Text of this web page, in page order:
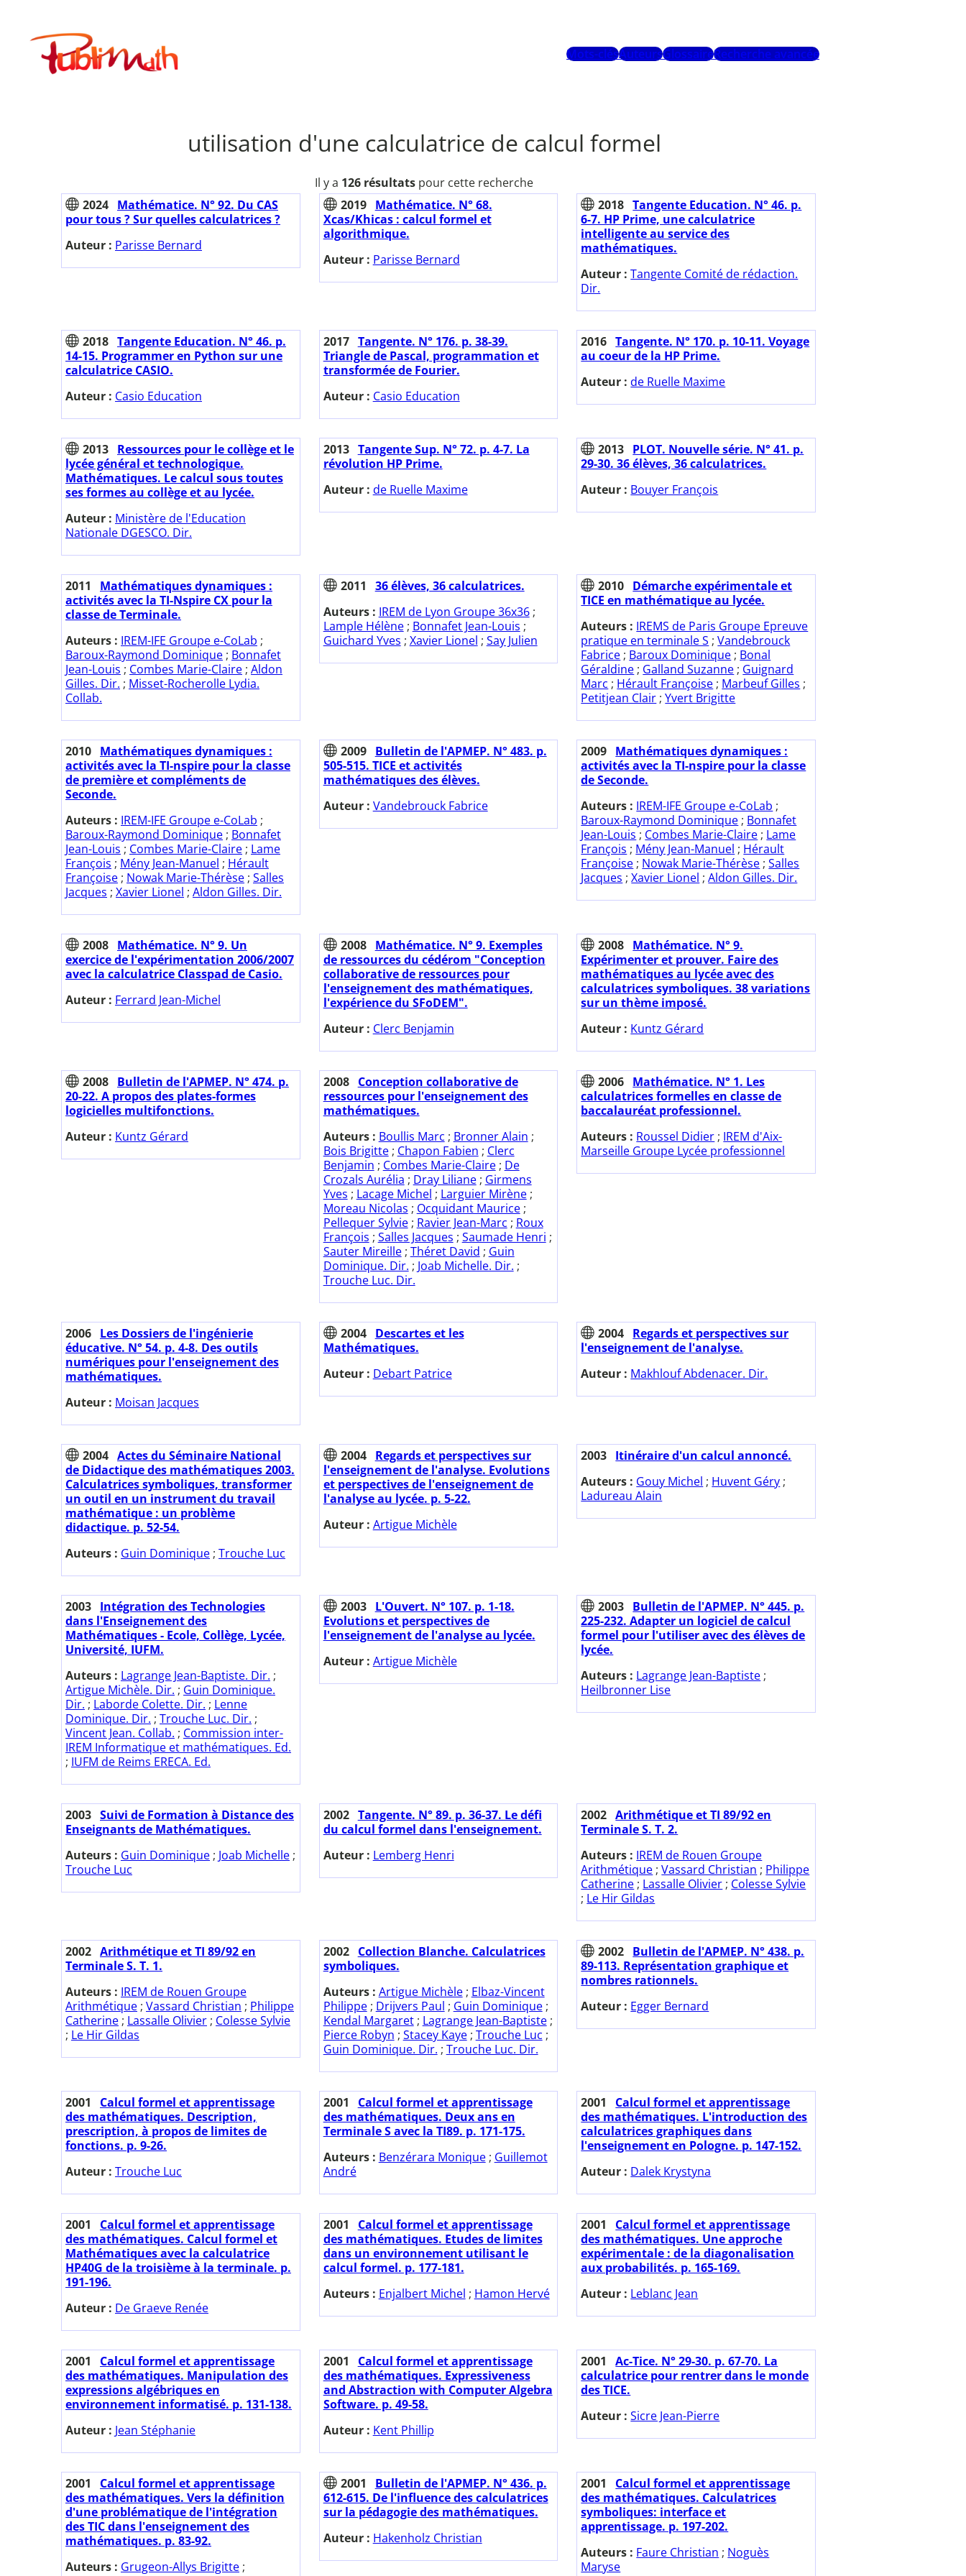
contenuPublimath
Mots-clésAuteursGlossaireRecherche avancée
utilisation d'une calculatrice de calcul formel
Il y a 126 résultats pour cette recherche
2024 Mathématice. N° 92. Du CAS
pour tous ? Sur quelles calculatrices ?
Auteur : Parisse Bernard
2019
Mathématice. N° 68.
Xcas/Khicas : calcul formel et
algorithmique.
Auteur : Parisse Bernard
2018 Tangente Education. N° 46. p.
6-7. HP Prime, une calculatrice
intelligente au service des
mathématiques.
Auteur :Tangente Comité de rédaction.
Dir.
2018 Tangente Education. N° 46. p.
14-15. Programmer en Python sur une
calculatrice CASIO.
Auteur : Casio Education
2017 Tangente. N° 176. p. 38-39.
Triangle de Pascal, programmation et
transformée de Fourier.
Auteur : Casio Education
2016 Tangente. N° 170. p. 10-11. Voyage
au coeur de la HP Prime.
Auteur :de Ruelle Maxime
2013 Ressources pour le collège et le
lycée général et technologique.
Mathématiques. Le calcul sous toutes
ses formes au collège et au lycée.
Auteur : Ministère de l'Education
Nationale DGESCO. Dir.
2013 Tangente Sup. N° 72. p. 4-7. La
révolution HP Prime.
Auteur : de Ruelle Maxime
2013 PLOT. Nouvelle série. N° 41. p.
29-30. 36 élèves, 36 calculatrices.
Auteur : Bouyer François
2011
Mathématiques dynamiques :
activités avec la TI-Nspire CX pour la
classe de Terminale.
Auteurs : IREM-IFE Groupe e-CoLab ;
Baroux-Raymond Dominique ; Bonnafet
Jean-Louis ; Combes Marie-Claire ; Aldon
Gilles. Dir. ; Misset-Rocherolle Lydia.
Collab.
2011
36 élèves, 36 calculatrices.
Auteurs : IREM de Lyon Groupe 36x36;
Lample Hélène; Bonnafet Jean-Louis ;
Guichard Yves ; Xavier Lionel ; Say Julien
2010 Démarche expérimentale et
TICE en mathématique au lycée.
Auteurs : IREMS de Paris Groupe Epreuve
pratique en terminale S ;Vandebrouck
Fabrice ; Baroux Dominique ; Bonal
Géraldine ; Galland Suzanne ; Guignard
Marc ; Hérault Françoise ; Marbeuf Gilles ;
Petitjean Clair ;Yvert Brigitte
2010 Mathématiques dynamiques :
activités avec la TI-nspire pour la classe
de première et compléments de
Seconde.
Auteurs : IREM-IFE Groupe e-CoLab ;
Baroux-Raymond Dominique ; Bonnafet
Jean-Louis ; Combes Marie-Claire ; Lame
François ; Mény Jean-Manuel ; Hérault
Françoise ; Nowak Marie-Thérèse ; Salles
Jacques ; Xavier Lionel ; Aldon Gilles. Dir.
2009
Bulletin de l'APMEP. N° 483. p.
505-515. TICE et activités
mathématiques des élèves.
Auteur : Vandebrouck Fabrice
2009 Mathématiques dynamiques :
activités avec la TI-nspire pour la classe
de Seconde.
Auteurs : IREM-IFE Groupe e-CoLab ;
Baroux-Raymond Dominique ; Bonnafet
Jean-Louis ; Combes Marie-Claire ; Lame
François ; Mény Jean-Manuel ; Hérault
Françoise ; Nowak Marie-Thérèse ;Salles
Jacques ;Xavier Lionel ;Aldon Gilles. Dir.
2008 Mathématice. N° 9. Un
exercice de l'expérimentation 2006/2007
avec la calculatrice Classpad de Casio.
Auteur : Ferrard Jean-Michel
2008
Mathématice. N° 9. Exemples
de ressources du cédérom "Conception
collaborative de ressources pour
l'enseignement des mathématiques,
l'expérience du SFoDEM".
Auteur : Clerc Benjamin
2008 Mathématice. N° 9.
Expérimenter et prouver. Faire des
mathématiques au lycée avec des
calculatrices symboliques. 38 variations
sur un thème imposé.
Auteur : Kuntz Gérard
2008 Bulletin de l'APMEP. N° 474. p.
20-22. A propos des plates-formes
logicielles multifonctions.
Auteur : Kuntz Gérard
2008
Conception collaborative de
ressources pour l'enseignement des
mathématiques.
Auteurs : Boullis Marc ; Bronner Alain ;
Bois Brigitte; Chapon Fabien ; Clerc
Benjamin ; Combes Marie-Claire; De
Crozals Aurélia ; Dray Liliane; Girmens
Yves ; Lacage Michel ; Larguier Mirène;
Moreau Nicolas ; Ocquidant Maurice;
Pellequer Sylvie; Ravier Jean-Marc ; Roux
François ; Salles Jacques ; Saumade Henri ;
Sauter Mireille; Théret David ; Guin
Dominique. Dir. ; Joab Michelle. Dir. ;
Trouche Luc. Dir.
2006 Mathématice. N° 1. Les
calculatrices formelles en classe de
baccalauréat professionnel.
Auteurs : Roussel Didier ; IREM d'Aix-
Marseille Groupe Lycée professionnel
2006 Les Dossiers de l'ingénierie
éducative. N° 54. p. 4-8. Des outils
numériques pour l'enseignement des
mathématiques.
Auteur : Moisan Jacques
2004
Descartes et les
Mathématiques.
Auteur : Debart Patrice
2004 Regards et perspectives sur
l'enseignement de l'analyse.
Auteur : Makhlouf Abdenacer. Dir.
2004 Actes du Séminaire National
de Didactique des mathématiques 2003.
Calculatrices symboliques, transformer
un outil en un instrument du travail
mathématique : un problème
didactique. p. 52-54.
Auteurs : Guin Dominique ; Trouche Luc
2004
Regards et perspectives sur
l'enseignement de l'analyse. Evolutions
et perspectives de l'enseignement de
l'analyse au lycée. p. 5-22.
Auteur : Artigue Michèle
2003 Itinéraire d'un calcul annoncé.
Auteurs : Gouy Michel ; Huvent Géry ;
Ladureau Alain
2003 Intégration des Technologies
dans l'Enseignement des
Mathématiques - Ecole, Collège, Lycée,
Université, IUFM.
Auteurs : Lagrange Jean-Baptiste. Dir. ;
Artigue Michèle. Dir. ; Guin Dominique.
Dir. ; Laborde Colette. Dir. ; Lenne
Dominique. Dir. ; Trouche Luc. Dir. ;
Vincent Jean. Collab. ; Commission inter-
IREM Informatique et mathématiques. Ed.
; IUFM de Reims ERECA. Ed.
2003
L'Ouvert. N° 107. p. 1-18.
Evolutions et perspectives de
l'enseignement de l'analyse au lycée.
Auteur : Artigue Michèle
2003 Bulletin de l'APMEP. N° 445. p.
225-232. Adapter un logiciel de calcul
formel pour l'utiliser avec des élèves de
lycée.
Auteurs : Lagrange Jean-Baptiste ;
Heilbronner Lise
2003 Suivi de Formation à Distance des
Enseignants de Mathématiques.
Auteurs : Guin Dominique ; Joab Michelle ;
Trouche Luc
2002 Tangente. N° 89. p. 36-37. Le défi
du calcul formel dans l'enseignement.
Auteur : Lemberg Henri
2002 Arithmétique et TI 89/92 en
Terminale S. T. 2.
Auteurs : IREM de Rouen Groupe
Arithmétique ;Vassard Christian ; Philippe
Catherine ; Lassalle Olivier ; Colesse Sylvie
; Le Hir Gildas
2002 Arithmétique et TI 89/92 en
Terminale S. T. 1.
Auteurs : IREM de Rouen Groupe
Arithmétique ; Vassard Christian ; Philippe
Catherine ; Lassalle Olivier ; Colesse Sylvie
; Le Hir Gildas
2002
Collection Blanche. Calculatrices
symboliques.
Auteurs : Artigue Michèle; Elbaz-Vincent
Philippe; Drijvers Paul ; Guin Dominique;
Kendal Margaret; Lagrange Jean-Baptiste;
Pierce Robyn ; Stacey Kaye; Trouche Luc ;
Guin Dominique. Dir. ; Trouche Luc. Dir.
2002 Bulletin de l'APMEP. N° 438. p.
89-113. Représentation graphique et
nombres rationnels.
Auteur : Egger Bernard
2001
Calcul formel et apprentissage
des mathématiques. Description,
prescription, à propos de limites de
fonctions. p. 9-26.
Auteur : Trouche Luc
2001
Calcul formel et apprentissage
des mathématiques. Deux ans en
Terminale S avec la TI89. p. 171-175.
Auteurs : Benzérara Monique; Guillemot
André
2001
Calcul formel et apprentissage
des mathématiques. L'introduction des
calculatrices graphiques dans
l'enseignement en Pologne. p. 147-152.
Auteur : Dalek Krystyna
2001
Calcul formel et apprentissage
des mathématiques. Calcul formel et
Mathématiques avec la calculatrice
HP40G de la troisième à la terminale. p.
191-196.
Auteur : De Graeve Renée
2001
Calcul formel et apprentissage
des mathématiques. Etudes de limites
dans un environnement utilisant le
calcul formel. p. 177-181.
Auteurs : Enjalbert Michel ; Hamon Hervé
2001
Calcul formel et apprentissage
des mathématiques. Une approche
expérimentale : de la diagonalisation
aux probabilités. p. 165-169.
Auteur : Leblanc Jean
2001
Calcul formel et apprentissage
des mathématiques. Manipulation des
expressions algébriques en
environnement informatisé. p. 131-138.
Auteur : Jean Stéphanie
2001
Calcul formel et apprentissage
des mathématiques. Expressiveness
and Abstraction with Computer Algebra
Software. p. 49-58.
Auteur : Kent Phillip
2001
Ac-Tice. N° 29-30. p. 67-70. La
calculatrice pour rentrer dans le monde
des TICE.
Auteur :Sicre Jean-Pierre
2001
Calcul formel et apprentissage
des mathématiques. Vers la définition
d'une problématique de l'intégration
des TIC dans l'enseignement des
mathématiques. p. 83-92.
Auteurs : Grugeon-Allys Brigitte ;
2001
Bulletin de l'APMEP. N° 436. p.
612-615. De l'influence des calculatrices
sur la pédagogie des mathématiques.
Auteur : Hakenholz Christian
2001
Calcul formel et apprentissage
des mathématiques. Calculatrices
symboliques: interface et
apprentissage. p. 197-202.
Auteurs : Faure Christian ; Noguès
Maryse